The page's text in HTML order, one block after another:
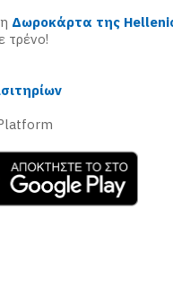
Δωροκάρτα της
τρένο!